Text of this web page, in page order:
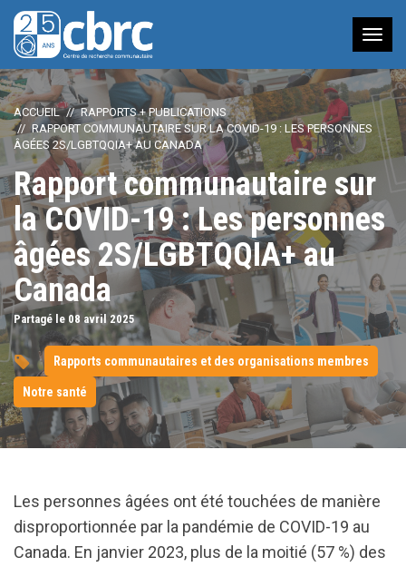
à
ACCUEIL
RAPPORTS + PUBLICATIONS
RAPPORT COMMUNAUTAIRE SUR LA COVID-19 : LES PERSONNES
ÂGÉES 2S/LGBTQQIA+ AU CANADA
Rapport communautaire sur
la COVID-19 : Les personnes
âgées 2S/LGBTQQIA+ au
Canada
Partagé le 08 avril 2025
Rapports communautaires et des organisations membres
Notre santé
Les personnes âgées ont été touchées de manière
disproportionnée par la pandémie de COVID-19 au
Canada. En janvier 2023, plus de la moitié (57 %) des